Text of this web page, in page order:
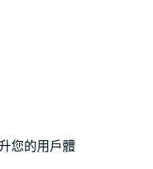
您的用戶體